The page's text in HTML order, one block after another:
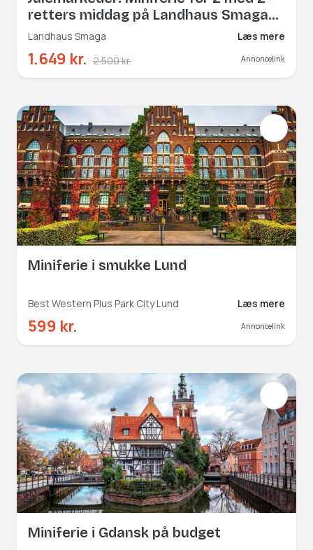
retters middag på Landhaus Smaga
kun 3 km fra grænsen
Landhaus Smaga Læs mere
1.649 kr. 2.500 kr. Annoncelink
Miniferie i smukke Lund
Best Western Plus Park City Lund Læs mere
599 kr. Annoncelink
Miniferie i Gdansk på budget